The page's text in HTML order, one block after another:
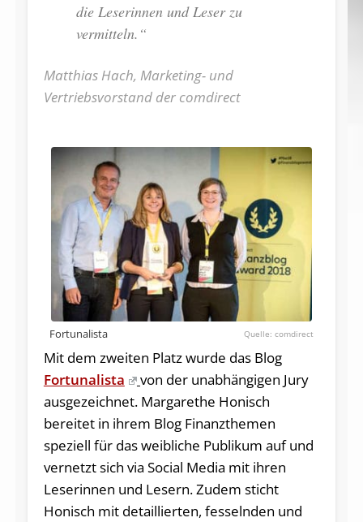
die Leserinnen und Leser zu
vermitteln.“
Matthias Hach, Marketing- und
Vertriebsvorstand der comdirect
Fortunalista comdirect
Mit dem zweiten Platz wurde das Blog
Fortunalista
von der unabhängigen Jury
ausgezeichnet. Margarethe Honisch
bereitet in ihrem Blog Finanzthemen
speziell für das weibliche Publikum auf und
vernetzt sich via Social Media mit ihren
Leserinnen und Lesern. Zudem sticht
Honisch mit detaillierten, fesselnden und